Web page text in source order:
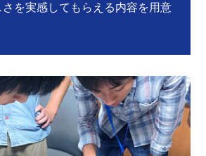
を実感してもらえる内容を用意